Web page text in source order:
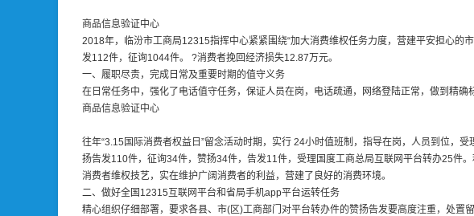
商品信息验证中心
2018年，临汾市工商局12315指挥中心紧紧围绕“加大消费维权任务力度，营建平安担心
发112件，征询1044件。 ?消费者挽回经济损失12.87万元。
一、履职尽责，完成日常及重要时期的值守义务
在日常任务中，强化了电话值守任务，保证人员在岗，电话疏通，网络登陆正常，做到精
商品信息验证中心
往年“3.15国际消费者权益日”留念活动时期，实行 24小时值班制，指导在岗，人员到位，
扬告发110件，征询34件，赞扬34件，告发11件，受理国度工商总局互联网平台转办25件
消费者维权技艺，实在维护广阔消费者的利益，营建了良好的消费环境。
二、做好全国12315互联网平台和省局手机app平台运转任务
精心组织仔细部署，要求各县、市(区)工商部门对平台转办件的赞扬告发要高度注重，处